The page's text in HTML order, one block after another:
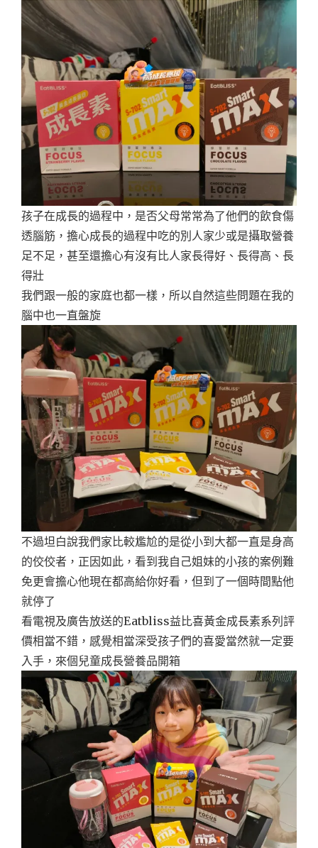
孩子在成長的過程中，是否父母常常為了他們的飲食傷
透腦筋，擔心成長的過程中吃的別人家少或是攝取營養
足不足，甚至還擔心有沒有比人家長得好、長得高、長
得壯
我們跟一般的家庭也都一樣，所以自然這些問題在我的
腦中也一直盤旋
不過坦白說我們家比較尷尬的是從小到大都一直是身高
的佼佼者，正因如此，看到我自己姐妹的小孩的案例難
免更會擔心他現在都高給你好看，但到了一個時間點他
就停了
看電視及廣告放送的Eatbliss益比喜黃金成長素系列評
價相當不錯，感覺相當深受孩子們的喜愛當然就一定要
入手，來個兒童成長營養品開箱